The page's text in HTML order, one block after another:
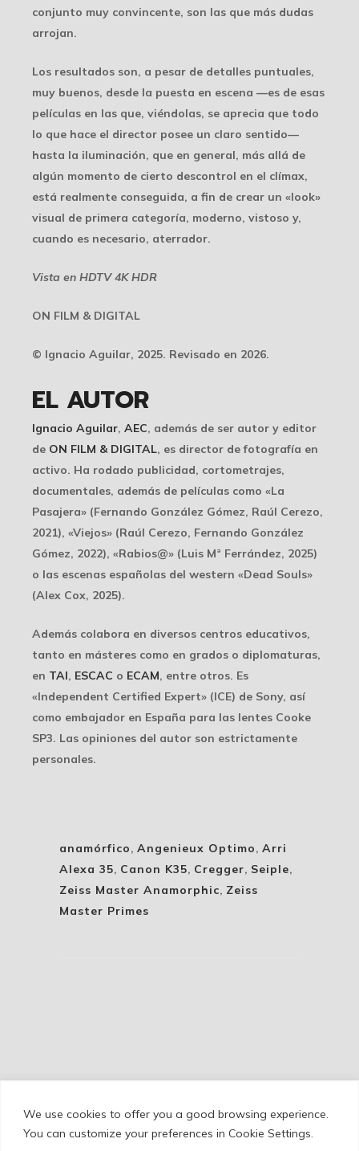
We use cookies to offer you a good browsing experience.
You can customize your preferences in Cookie Settings.
conjunto muy convincente, son las que más dudas
arrojan.
Los resultados son, a pesar de detalles puntuales,
muy buenos, desde la puesta en escena —es de esas
películas en las que, viéndolas, se aprecia que todo
lo que hace el director posee un claro sentido—
hasta la iluminación, que en general, más allá de
algún momento de cierto descontrol en el clímax,
está realmente conseguida, a fin de crear un «look»
visual de primera categoría, moderno, vistoso y,
cuando es necesario, aterrador.
Vista en HDTV 4K HDR
ON FILM & DIGITAL
© Ignacio Aguilar, 2025. Revisado en 2026.
EL AUTOR
Ignacio Aguilar, AEC, además de ser autor y editor
de ON FILM & DIGITAL, es director de fotografía en
activo. Ha rodado publicidad, cortometrajes,
documentales, además de películas como «La
Pasajera» (Fernando González Gómez, Raúl Cerezo,
2021), «Viejos» (Raúl Cerezo, Fernando González
Gómez, 2022), «Rabios@» (Luis Mª Ferrández, 2025)
o las escenas españolas del western «Dead Souls»
(Alex Cox, 2025).
Además colabora en diversos centros educativos,
tanto en másteres como en grados o diplomaturas,
en TAI, ESCAC o ECAM, entre otros. Es
«Independent Certified Expert» (ICE) de Sony, así
como embajador en España para las lentes Cooke
SP3. Las opiniones del autor son estrictamente
personales.
anamórfico, Angenieux Optimo, Arri
Alexa 35, Canon K35, Cregger, Seiple,
Zeiss Master Anamorphic, Zeiss
Master Primes
Cookie Policy/Privacy Policy /Legal Warning